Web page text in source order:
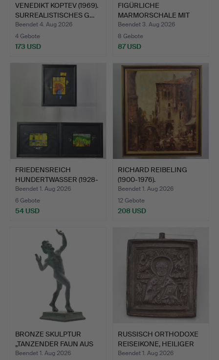
VENEDIKT KOPTEV (1969).
SURREALISTISCHES G…
Beendet 4. Aug 2026
4 Gebote
173 USD
FIGÜRLICHE
MARMORSCHALE MIT
PLASTISCHEM BR…
Beendet 3. Aug 2026
8 Gebote
87 USD
FRIEDENSREICH
HUNDERTWASSER (1928-
2000). D…
Beendet 1. Aug 2026
6 Gebote
54 USD
RICHARD REIBELING
(1900-1976).
VENEZIANISC…
Beendet 1. Aug 2026
12 Gebote
208 USD
BRONZE SKULPTUR
„TANZENDER FAUN AUS
POMPEJ…
Beendet 1. Aug 2026
RUSSISCH ORTHODOXE
REISEIKONE, HEILIGER
NI…
Beendet 1. Aug 2026